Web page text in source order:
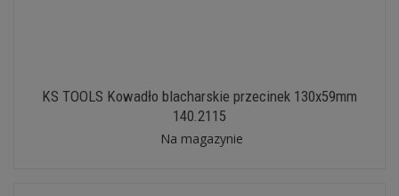
KS TOOLS Kowadło blacharskie przecinek 130x59mm
140.2115
Na magazynie